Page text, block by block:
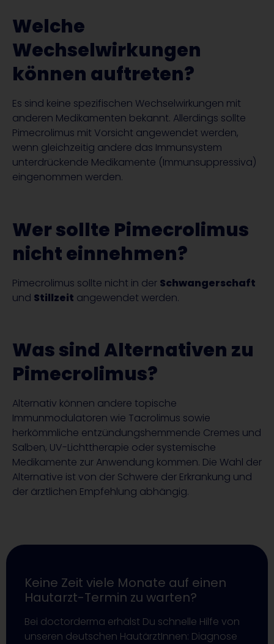
Welche
Wechselwirkungen
können auftreten?
Es sind keine spezifischen Wechselwirkungen mit
anderen Medikamenten bekannt. Allerdings sollte
Pimecrolimus mit Vorsicht angewendet werden,
wenn gleichzeitig andere das Immunsystem
unterdrückende Medikamente (Immunsuppressiva)
eingenommen werden.
Wer sollte Pimecrolimus
nicht einnehmen?
Pimecrolimus sollte nicht in der Schwangerschaft
und Stillzeit angewendet werden.
Was sind Alternativen zu
Pimecrolimus?
Alternativ können andere topische
Immunmodulatoren wie Tacrolimus sowie
herkömmliche entzündungshemmende Cremes und
Salben, UV-Lichttherapie oder systemische
Medikamente zur Anwendung kommen. Die Wahl der
Alternative ist von der Schwere der Erkrankung und
der ärztlichen Empfehlung abhängig.
Keine Zeit viele Monate auf einen
Hautarzt-Termin zu warten?
Bei doctorderma erhälst Du schnelle Hilfe von
unseren deutschen HautärztInnen: Diagnose